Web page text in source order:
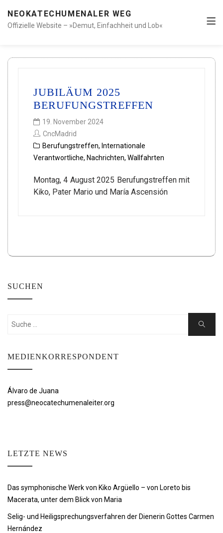
NEOKATECHUMENALER WEG
Offizielle Website – »Demut, Einfachheit und Lob«
JUBILÄUM 2025
BERUFUNGSTREFFEN
19. November 2024
CncMadrid
Berufungstreffen, Internationale
Verantwortliche, Nachrichten, Wallfahrten
Montag, 4 August 2025 Berufungstreffen mit
Kiko, Pater Mario und María Ascensión
SUCHEN
Suchen
Suche
MEDIENKORRESPONDENT
Álvaro de Juana
press@neocatechumenaleiter.org
LETZTE NEWS
Das symphonische Werk von Kiko Argüello – von Loreto bis
Macerata, unter dem Blick von Maria
Selig- und Heiligsprechungsverfahren der Dienerin Gottes Carmen
Hernández